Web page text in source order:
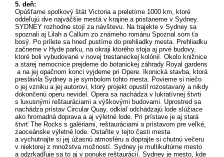
5. deň:
Opúšťame spolkový štát Victoria a preletíme 1000 km, ktoré
oddeľujú dve najväčšie mestá v krajine a pristaneme v Sydney.
SYDNEY rozhodne stojí za návštevu. Na trajekte v Sydney sa
spoznali aj Lilah a Callum zo známeho románu Spoznal som ťa
bosý. Po prílete sa hneď pustíme do prehliadky mesta. Prehliadku
začneme v Hyde parku, na okraji ktorého stoja aj prvé budovy,
ktoré boli vybudované v novej trestaneckej kolónií. Okolo knižnice
a starej nemocnice prejdeme do botanickej záhrady Royal gardens
a na jej opačnom konci vyjdeme pri Opere. Ikonická stavba, ktorá
preslávila Sydney a je symbolom tohto mesta. Povieme si niečo
o jej vzniku a jej autorovi, ktorý projekt opustil rozostavaný a nikdy
dokončenú operu nevidel. Opera sa nachádza v lukratívnej štvrti
s luxusnými reštauráciami a výškovými budovami. Uprostred sa
nachádza prístav Circular Quay, odkiaľ odchádzajú lode slúžiace
ako hromadná doprava a aj výletné lode. Pri prístave je aj stará
štvrť The Rocks s galériami, reštauráciami a prístavom pre veľké,
zaoceánske výletné lode. Ostaňte v tejto časti mesta
a vychutnajte si jej úžasnú atmosféru a doprajte si chutnú večeru
v niektorej z množstva možností. Sydney je multikultúrne mesto
a odzrkadľuje sa to aj v ponuke reštaurácií. Sydney je mesto, kde